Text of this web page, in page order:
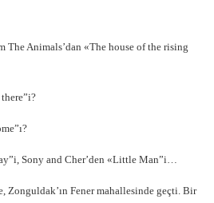
The Animals’dan «The house of the rising
Sony and Cher’den «Little Man”i…
Zonguldak’ın Fener mahallesinde geçti. Bir